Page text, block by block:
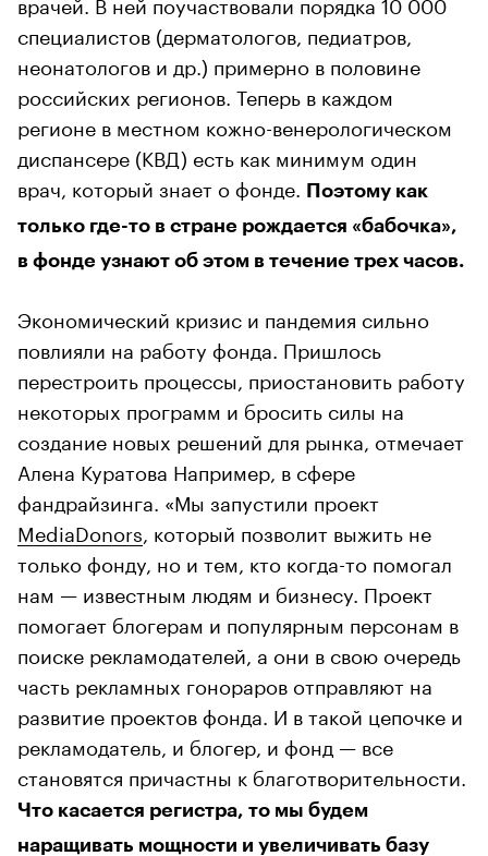
специалистов (дерматологов, педиатров,
неонатологов и др.) примерно в половине
российских регионов. Теперь в каждом
регионе в местном кожно-венерологическом
диспансере (КВД) есть как минимум один
врач, который знает о фонде.
Поэтому как
только где-то в стране рождается «бабочка»,
в фонде узнают об этом в течение трех часов.
Экономический кризис и пандемия сильно
повлияли на работу фонда. Пришлось
перестроить процессы, приостановить работу
некоторых программ и бросить силы на
создание новых решений для рынка, отмечает
Алена Куратова Например, в сфере
фандрайзинга. «Мы запустили проект
MediaDonors , который позволит выжить не
только фонду, но и тем, кто когда-то помогал
нам — известным людям и бизнесу. Проект
помогает блогерам и популярным персонам в
поиске рекламодателей, а они в свою очередь
часть рекламных гонораров отправляют на
развитие проектов фонда. И в такой цепочке и
рекламодатель, и блогер, и фонд — все
становятся причастны к благотворительности.
Что касается регистра, то мы будем
наращивать мощности и увеличивать базу